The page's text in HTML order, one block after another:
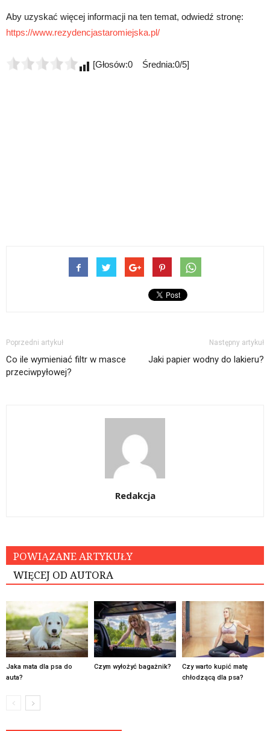
Aby uzyskać więcej informacji na ten temat, odwiedź stronę:
https://www.rezydencjastaromiejska.pl/
[Głosów:0 Średnia:0/5]
Poprzedni artykuł
Co ile wymieniać filtr w masce
przeciwpyłowej?
Następny artykuł
Jaki papier wodny do lakieru?
Redakcja
POWIĄZANE ARTYKUŁY
WIĘCEJ OD AUTORA
Jaka mata dla psa do
auta?
Czym wyłożyć bagażnik?
Czy warto kupić matę
chłodzącą dla psa?